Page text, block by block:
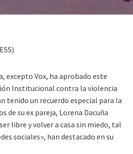
excepto Vox, ha aprobado este
Institucional contra la violencia
tenido un recuerdo especial para la
de su ex pareja, Lorena Dacuña
libre y volver a casa sin miedo, tal
sociales», han destacado en su